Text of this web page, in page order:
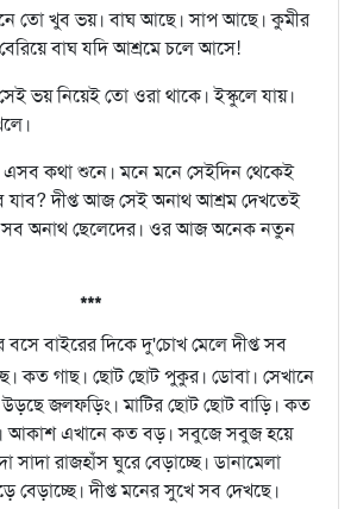
তো খুব ভয়। বাঘ আছে। সাপ আছে। কুমীর
বাঘ যদি আশ্রমে চলে আসে!
ভয় নিয়েই তো ওরা থাকে। ইস্কুলে যায়।
এসব কথা শুনে। মনে মনে সেইদিন থেকেই
দীপ্ত আজ সেই অনাথ আশ্রম দেখতেই
সব অনাথ ছেলেদের। ওর আজ অনেক নতুন
***
বসে বাইরের দিকে দু'চোখ মেলে দীপ্ত সব
কত গাছ। ছোট ছোট পুকুর। ডোবা। সেখানে
জলফড়িং। মাটির ছোট ছোট বাড়ি। কত
আকাশ এখানে কত বড়। সবুজে সবুজ হয়ে
সাদা রাজহাঁস ঘুরে বেড়াচ্ছে। ডানামেলা
বেড়াচ্ছে। দীপ্ত মনের সুখে সব দেখছে।